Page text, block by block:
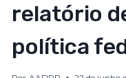
relatório
política